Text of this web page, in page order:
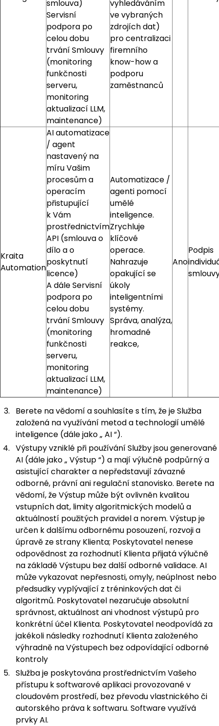
smlouva)
Servisní
podpora po
celou dobu
trvání Smlouvy
(monitoring
funkčnosti
serveru,
monitoring
aktualizací LLM,
maintenance)
vyhledáváním
ve vybraných
zdrojích dat)
pro centralizaci
firemního
know-how a
podporu
zaměstnanců
Kraita
Automation
AI automatizace
/ agent
nastavený na
míru Vašim
procesům a
operacím
přistupující
k Vám
prostřednictvím
API (smlouva o
dílo a o
poskytnutí
licence)
A dále Servisní
podpora po
celou dobu
trvání Smlouvy
(monitoring
funkčnosti
serveru,
monitoring
aktualizací LLM,
maintenance)
Automatizace /
agenti pomocí
umělé
inteligence.
Zrychluje
klíčové
operace.
Nahrazuje
opakující se
úkoly
inteligentními
systémy.
Správa, analýza,
hromadné
reakce,
Ano
Podpis
Berete na vědomí a souhlasíte s tím, že je Služba
založená na využívání metod a technologií umělé
inteligence (dále jako „ AI“).
Výstupy vzniklé při používání Služby jsou generované
AI (dále jako „ Výstup“) a mají výlučně podpůrný a
asistující charakter a nepředstavují závazné
odborné, právní ani regulační stanovisko. Berete na
vědomí, že Výstup může být ovlivněn kvalitou
vstupních dat, limity algoritmických modelů a
aktuálností použitých pravidel a norem. Výstup je
určen k dalšímu odbornému posouzení, rozvoji a
úpravě ze strany Klienta; Poskytovatel nenese
odpovědnost za rozhodnutí Klienta přijatá výlučně
na základě Výstupu bez další odborné validace. AI
může vykazovat nepřesnosti, omyly, neúplnost nebo
předsudky vyplývající z tréninkových dat či
algoritmů. Poskytovatel nezaručuje absolutní
správnost, aktuálnost ani vhodnost výstupů pro
konkrétní účel Klienta. Poskytovatel neodpovídá za
jakékoli následky rozhodnutí Klienta založeného
výhradně na Výstupech bez odpovídající odborné
kontroly
Služba je poskytována prostřednictvím Vašeho
přístupu k softwarové aplikaci provozované v
cloudovém prostředí, bez převodu vlastnického či
autorského práva k softwaru. Software využívá
prvky AI.